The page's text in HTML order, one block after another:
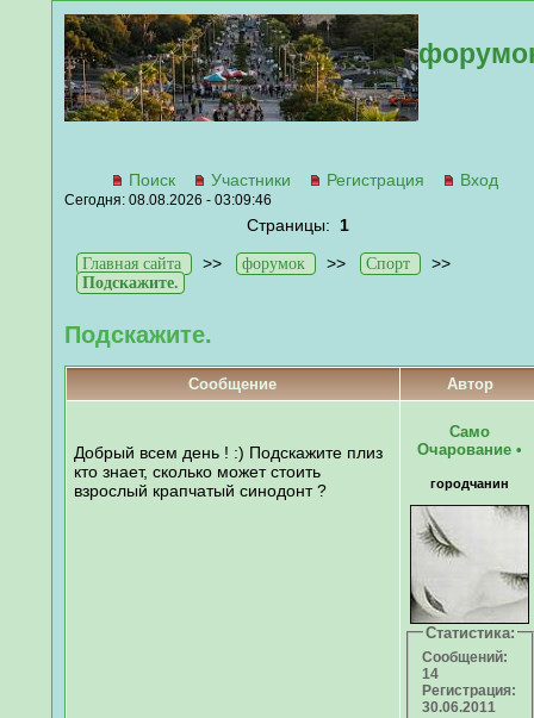
Поиск Участники Регистрация Вход
Сегодня: 08.08.2026 - 03:09:46
Страницы: 1
Главная сайта >> форумок >> Спорт >>
Подскажите.
Подскажите.
Сообщение Автор
Добрый всем день ! :) Подскажите плиз
кто знает, сколько может стоить
взрослый крапчатый синодонт ?
Само
Очарование •
городчанин
Статистика:
Сообщений:
14
Регистрация:
30.06.2011